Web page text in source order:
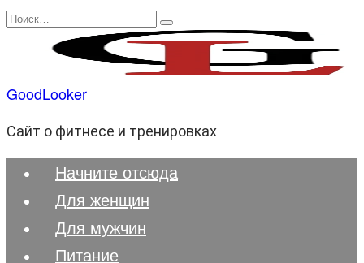
Перейти
содержанию
Search
GoodLooker
Сайт о фитнесе и тренировках
Начните отсюда
Для женщин
Для мужчин
Питание